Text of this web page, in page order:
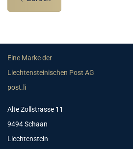
Eine Marke der
Liechtensteinischen Post AG
post.li
Alte Zollstrasse 11
9494 Schaan
Liechtenstein